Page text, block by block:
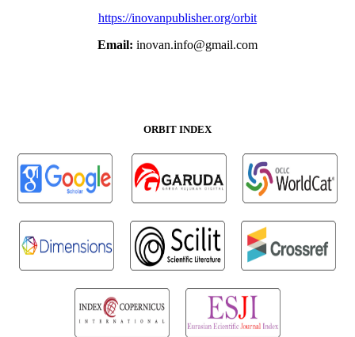
https://inovanpublisher.org/orbit
Email: inovan.info@gmail.com
ORBIT INDEX